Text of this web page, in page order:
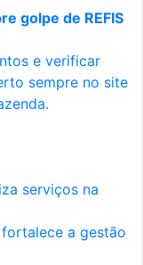
golpe de REFIS
e verificar
sempre no site
serviços na
a gestão